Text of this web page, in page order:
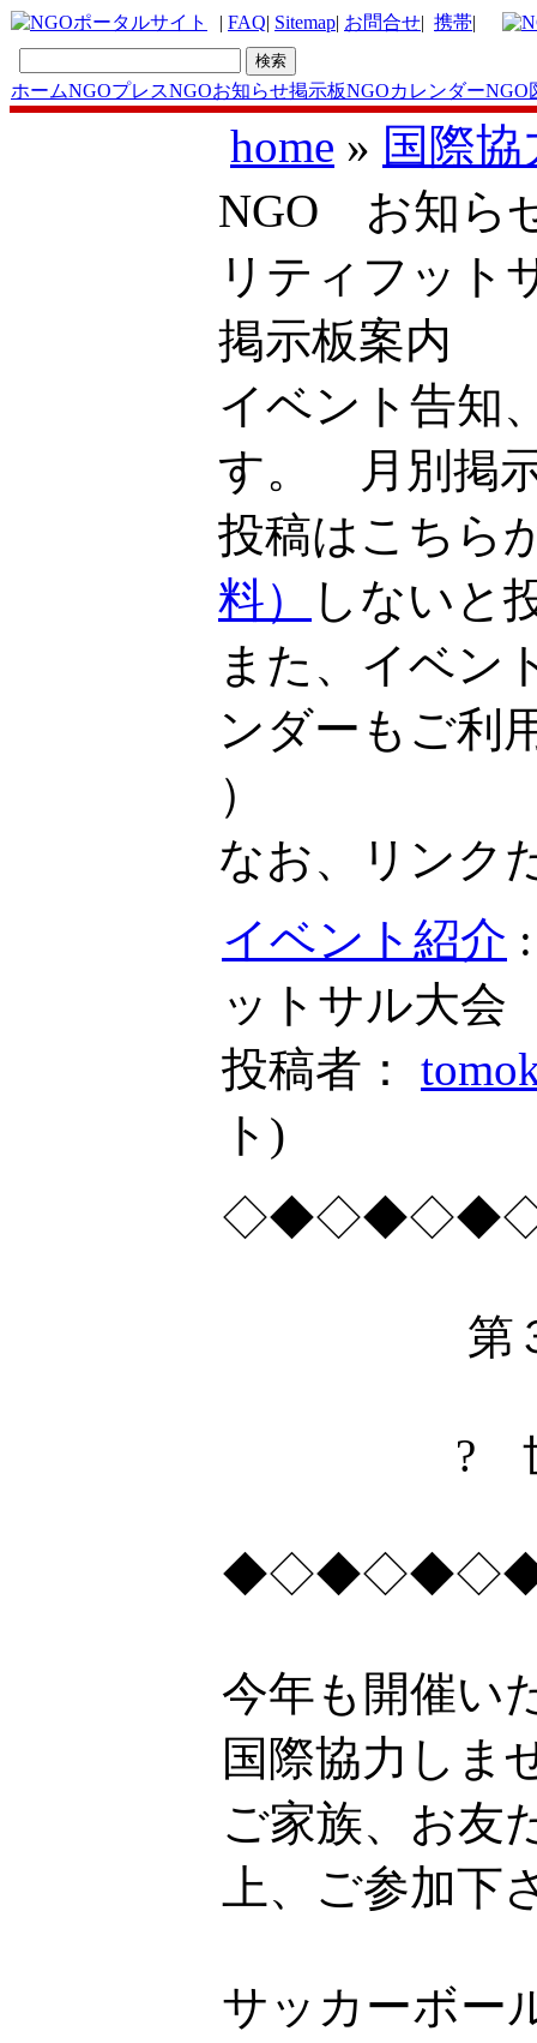
| FAQ| Sitemap| お問合せ| 携帯|
ホームNGOプレスNGOお知らせ掲示板NGOカレンダーNGO
home » 国際
NGO お知ら
リティフット
掲示板案内
イベント告知
す。 月別掲
投稿はこち
料）
しないと
また、イベン
ンダーもご利
）
なお、リンク
イベント紹介
ットサル大会
投稿者：
ト )
第３回Ａ
? 世界の
今年も開催い
国際協力しま
ご家族、お友
上、ご参加下
サッカーボー